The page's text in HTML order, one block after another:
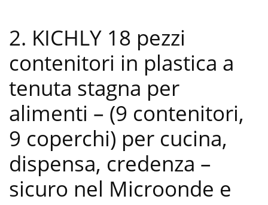
2. KICHLY 18 pezzi
contenitori in plastica a
tenuta stagna per
alimenti – (9 contenitori,
9 coperchi) per cucina,
dispensa, credenza –
sicuro nel Microonde e